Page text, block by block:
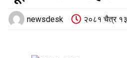
newsdesk २०८१ चैत्र